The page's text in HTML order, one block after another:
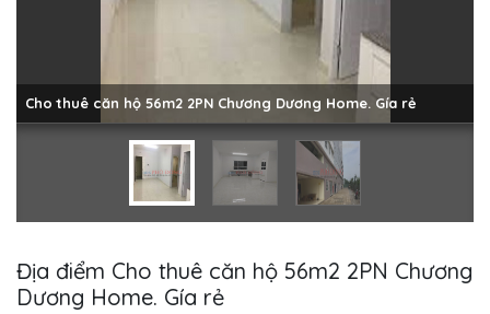
Cho thuê căn hộ 56m2 2PN Chương Dương Home. Gía rẻ
Địa điểm Cho thuê căn hộ 56m2 2PN Chương
Dương Home. Gía rẻ